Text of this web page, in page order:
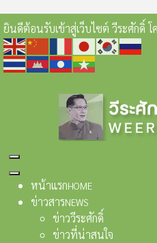
ยินดีต้อนรับเข้าสู่เว็บไซต์ วีระศักดิ์
หน้าแรกHOME
ข่าวสารNEWS
ข่าววีระศักดิ์
ข่าวที่น่าสนใจ